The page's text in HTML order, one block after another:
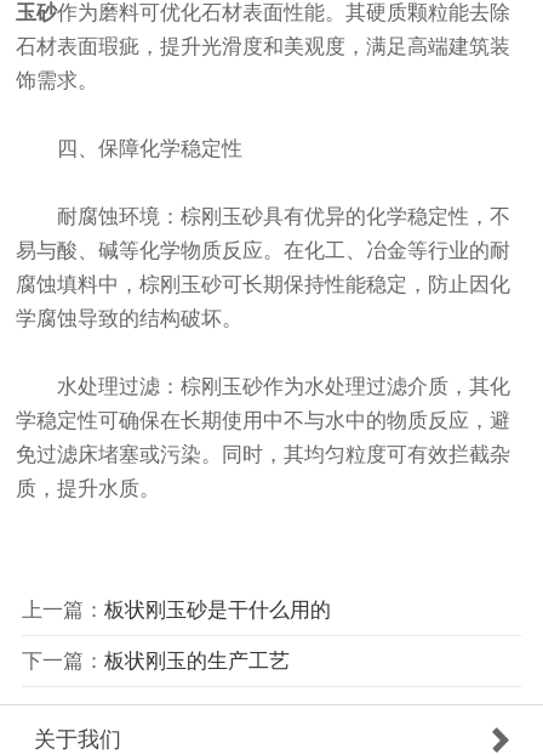
玉砂作为磨料可优化石材表面性能。其硬质颗粒能去除
石材表面瑕疵，提升光滑度和美观度，满足高端建筑装
饰需求。
四、保障化学稳定性
耐腐蚀环境：棕刚玉砂具有优异的化学稳定性，不
易与酸、碱等化学物质反应。在化工、冶金等行业的耐
腐蚀填料中，棕刚玉砂可长期保持性能稳定，防止因化
学腐蚀导致的结构破坏。
水处理过滤：棕刚玉砂作为水处理过滤介质，其化
学稳定性可确保在长期使用中不与水中的物质反应，避
免过滤床堵塞或污染。同时，其均匀粒度可有效拦截杂
质，提升水质。
上一篇： 板状刚玉砂是干什么用的
下一篇： 板状刚玉的生产工艺
关于我们